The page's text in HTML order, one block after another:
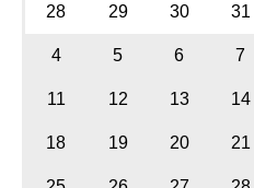
28 29 30 31
4 5 6 7
11 12 13 14
18 19 20 21